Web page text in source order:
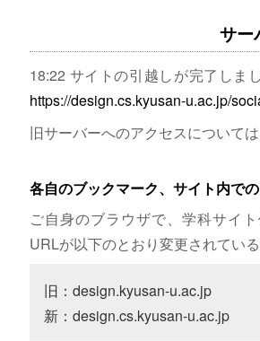
サー
18:22 サイトの引越しが完了しま
https://design.cs.kyusan-u.ac.jp/
旧サーバーへのアクセスについて
各自のブックマーク、サイト内で
ご自身のブラウザで、学科サイ
URLが以下のとおり変更されてい
旧：design.kyusan-u.ac.jp
新：design.cs.kyusan-u.ac.jp